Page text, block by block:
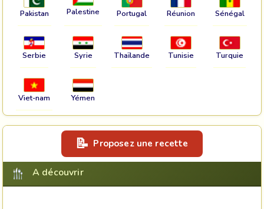
Pakistan Palestine Portugal Réunion Sénégal
Serbie Syrie Thaïlande Tunisie Turquie
Viet-nam Yémen
Proposez une recette
A découvrir